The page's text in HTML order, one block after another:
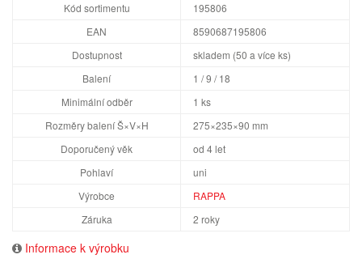
Kód sortimentu
195806
EAN
8590687195806
Dostupnost
skladem (50 a více ks)
Balení
1 / 9 / 18
Minimální odběr
1 ks
Rozměry balení Š×V×H
275×235×90 mm
Doporučený věk
od 4 let
Pohlaví
uni
Výrobce
RAPPA
Záruka
2 roky
Informace k výrobku